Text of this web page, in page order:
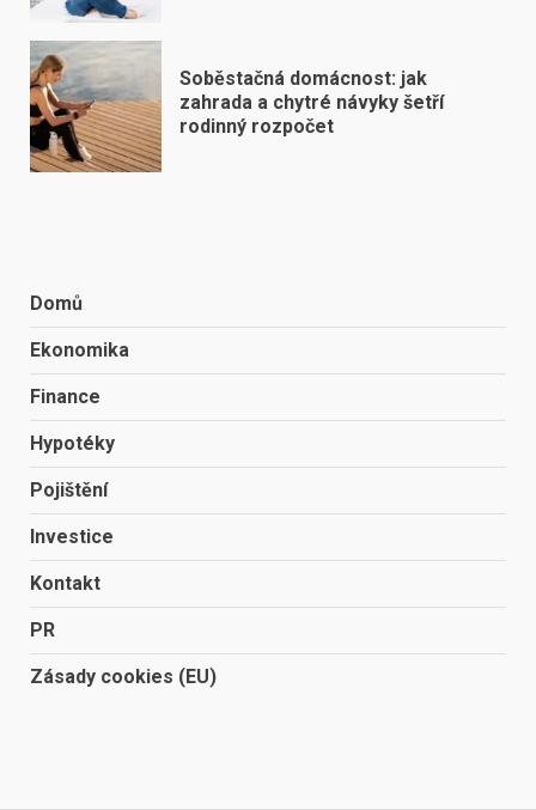
Soběstačná domácnost: jak
zahrada a chytré návyky šetří
rodinný rozpočet
Domů
Ekonomika
Finance
Hypotéky
Pojištění
Investice
Kontakt
PR
Zásady cookies (EU)